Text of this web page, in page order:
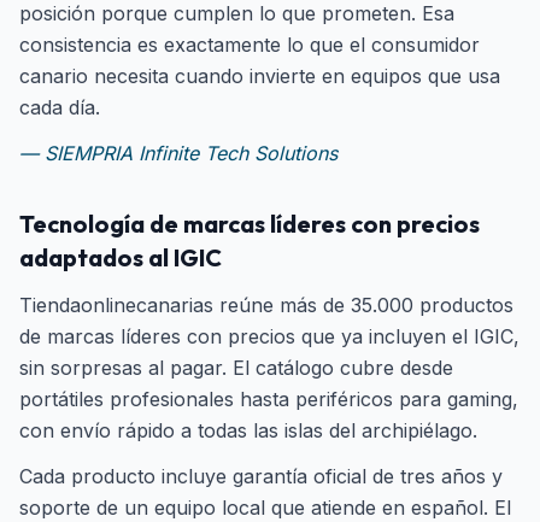
posición porque cumplen lo que prometen. Esa
consistencia es exactamente lo que el consumidor
canario necesita cuando invierte en equipos que usa
cada día.
— SIEMPRIA Infinite Tech Solutions
Tecnología de marcas líderes con precios
adaptados al IGIC
Tiendaonlinecanarias reúne más de 35.000 productos
de marcas líderes con precios que ya incluyen el IGIC,
sin sorpresas al pagar. El catálogo cubre desde
portátiles profesionales hasta periféricos para gaming,
con envío rápido a todas las islas del archipiélago.
Cada producto incluye garantía oficial de tres años y
soporte de un equipo local que atiende en español. El